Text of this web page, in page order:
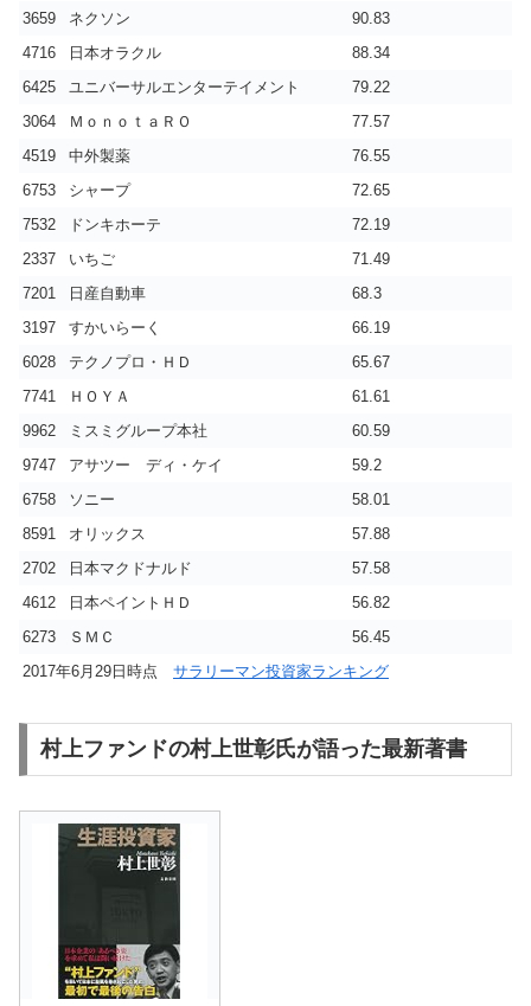
3659
ネクソン
90.83
4716
日本オラクル
88.34
6425
ユニバーサルエンターテイメント
79.22
3064
ＭｏｎｏｔａＲＯ
77.57
4519
中外製薬
76.55
6753
シャープ
72.65
7532
ドンキホーテ
72.19
2337
いちご
71.49
7201
日産自動車
68.3
3197
すかいらーく
66.19
6028
テクノプロ・ＨＤ
65.67
7741
ＨＯＹＡ
61.61
9962
ミスミグループ本社
60.59
9747
アサツー ディ・ケイ
59.2
6758
ソニー
58.01
8591
オリックス
57.88
2702
日本マクドナルド
57.58
4612
日本ペイントＨＤ
56.82
6273
ＳＭＣ
56.45
2017年6月29日時点 サラリーマン投資家ランキング
村上ファンドの村上世彰氏が語った最新著書